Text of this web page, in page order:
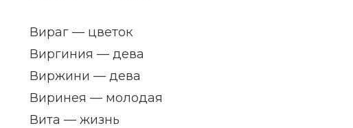
Вираг — цветок
Виргиния — дева
Виржини — дева
Виринея — молодая
Вита — жизнь